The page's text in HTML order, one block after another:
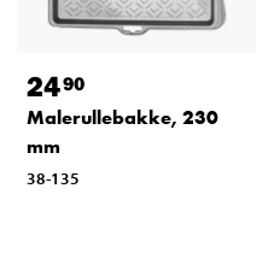
2490
Malerullebakke, 230
mm
38-135